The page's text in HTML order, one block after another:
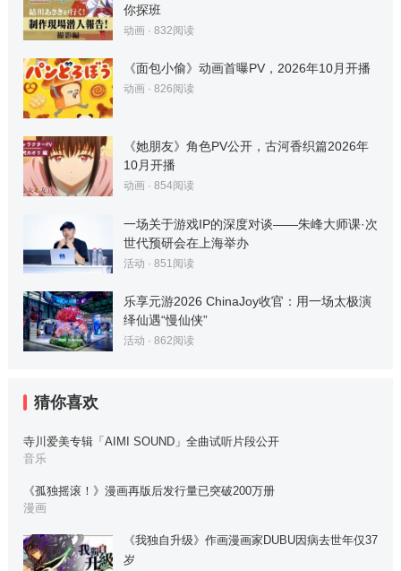
你探班
动画· 832阅读
《面包小偷》动画首曝PV，2026年10月开播
动画· 826阅读
《她朋友》角色PV公开，古河香织篇2026年
10月开播
动画· 854阅读
一场关于游戏IP的深度对谈——朱峰大师课·次
世代预研会在上海举办
活动 · 851 阅读
乐享元游2026 ChinaJoy收官：用一场太极演
绎仙遇“慢仙侠”
活动 · 862阅读
猜你喜欢
寺川爱美专辑「AIMI SOUND」全曲试听片段公开
音乐
《孤独摇滚！》漫画再版后发行量已突破200万册
漫画
《我独自升级》作画漫画家DUBU因病去世年仅37
岁